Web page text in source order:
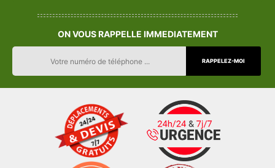
ON VOUS RAPPELLE IMMEDIATEMENT